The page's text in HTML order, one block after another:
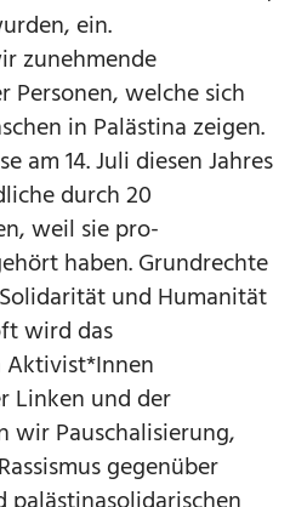
ein.
zunehmende
Personen, welche sich
in Palästina zeigen.
am 14. Juli diesen Jahres
durch 20
weil sie pro-
haben. Grundrechte
und Humanität
wird das
Linken und der
wir Pauschalisierung,
gegenüber